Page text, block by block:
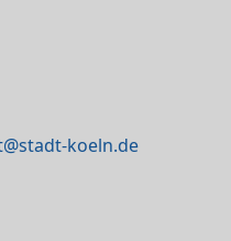
koeln.de